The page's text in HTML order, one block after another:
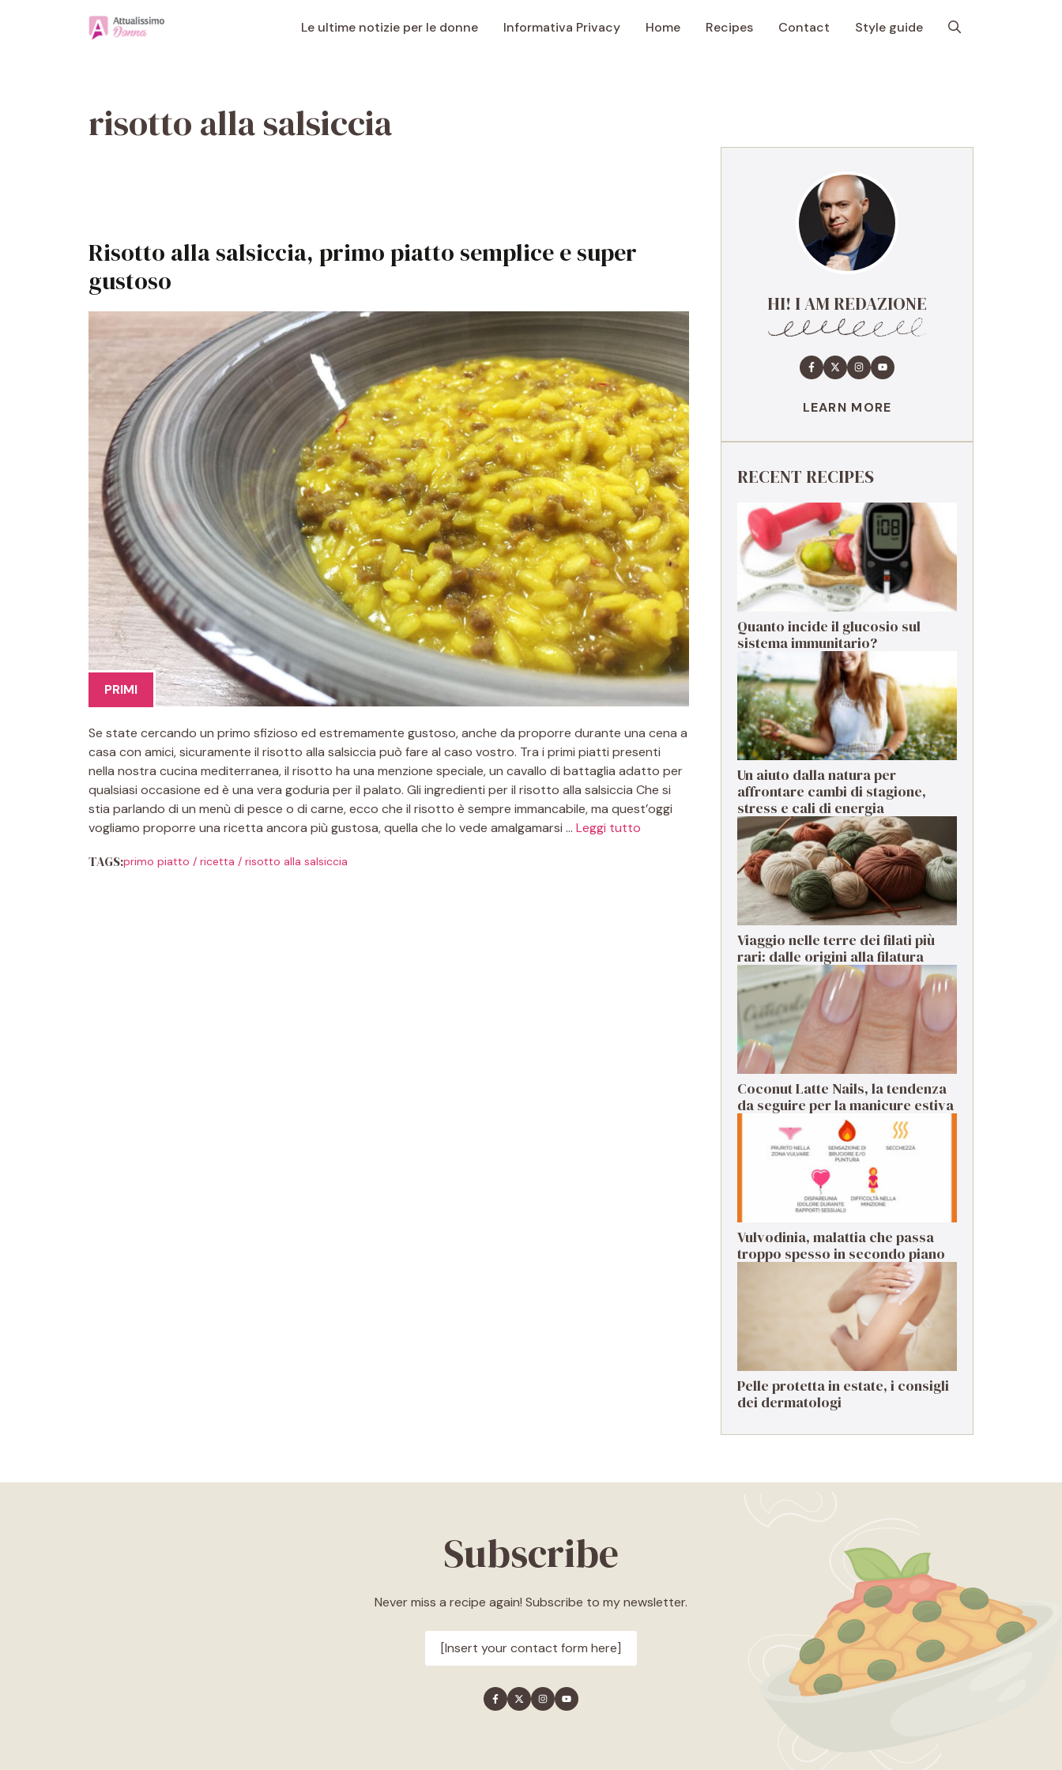
Le ultime notizie per le donne Informativa Privacy Home Recipes Contact Style guide
risotto alla salsiccia
Risotto alla salsiccia, primo piatto semplice e super
gustoso
PRIMI
Se state cercando un primo sfizioso ed estremamente gustoso, anche da proporre durante una cena a
casa con amici, sicuramente il risotto alla salsiccia può fare al caso vostro. Tra i primi piatti presenti
nella nostra cucina mediterranea, il risotto ha una menzione speciale, un cavallo di battaglia adatto per
qualsiasi occasione ed è una vera goduria per il palato. Gli ingredienti per il risotto alla salsiccia Che si
stia parlando di un menù di pesce o di carne, ecco che il risotto è sempre immancabile, ma quest’oggi
vogliamo proporre una ricetta ancora più gustosa, quella che lo vede amalgamarsi … Leggi tutto
TAGS:primo piatto / ricetta / risotto alla salsiccia
HI! I AM REDAZIONE
LEARN MORE
RECENT RECIPES
Quanto incide il glucosio sul
sistema immunitario?
Un aiuto dalla natura per
affrontare cambi di stagione,
stress e cali di energia
Viaggio nelle terre dei filati più
rari: dalle origini alla filatura
Coconut Latte Nails, la tendenza
da seguire per la manicure estiva
Vulvodinia, malattia che passa
troppo spesso in secondo piano
Pelle protetta in estate, i consigli
dei dermatologi
Subscribe
Never miss a recipe again! Subscribe to my newsletter.
[Insert your contact form here]